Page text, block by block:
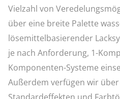
Vielzahl von
über eine breite Palette
lösemittelbasierender
je nach Anforderung, 1-
Komponenten-Systeme
Außerdem verfügen wir